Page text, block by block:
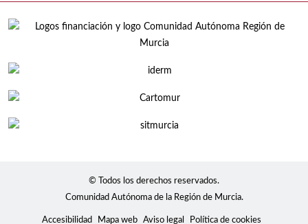
© Todos los derechos reservados.
Comunidad Autónoma de la Región de Murcia.
Accesibilidad Mapa web Aviso legal Política de cookies